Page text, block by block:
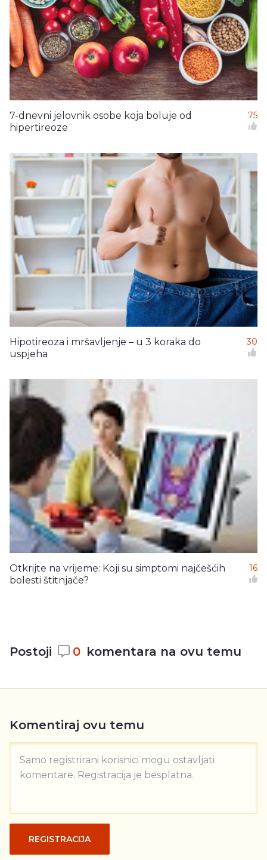
7-dnevni jelovnik osobe koja boluje od
hipertireoze
75
Hipotireoza i mršavljenje – u 3 koraka do
uspjeha
30
Otkrijte na vrijeme: Koji su simptomi najčešćih
bolesti štitnjače?
16
Postoji 0 komentara na ovu temu
Komentiraj ovu temu
Samo registrirani korisnici mogu ostavljati
komentare. Registracija je besplatna.
REGISTRACIJA